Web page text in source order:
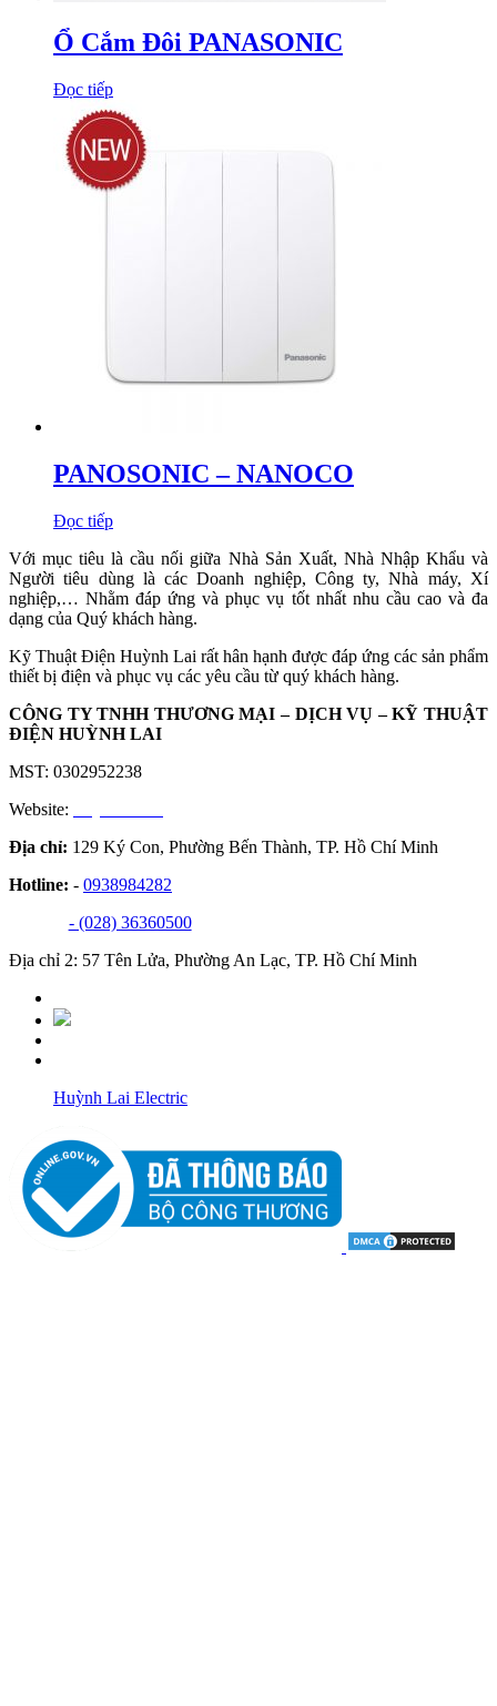
Ổ Cắm Đôi PANASONIC
Đọc tiếp
PANOSONIC – NANOCO
Đọc tiếp
Với mục tiêu là cầu nối giữa Nhà Sản Xuất, Nhà Nhập Khẩu và
Người tiêu dùng là các Doanh nghiệp, Công ty, Nhà máy, Xí
nghiệp,… Nhằm đáp ứng và phục vụ tốt nhất nhu cầu cao và đa
dạng của Quý khách hàng.
Kỹ Thuật Điện Huỳnh Lai rất hân hạnh được đáp ứng các sản phẩm
thiết bị điện và phục vụ các yêu cầu từ quý khách hàng.
CÔNG TY TNHH THƯƠNG MẠI – DỊCH VỤ – KỸ THUẬT
ĐIỆN HUỲNH LAI
MST: 0302952238
Website:
Địa chỉ: 129 Ký Con, Phường Bến Thành, TP. Hồ Chí Minh
Hotline: - 0938984282
- (028) 36360500
Địa chỉ 2: 57 Tên Lửa, Phường An Lạc, TP. Hồ Chí Minh
Huỳnh Lai Electric